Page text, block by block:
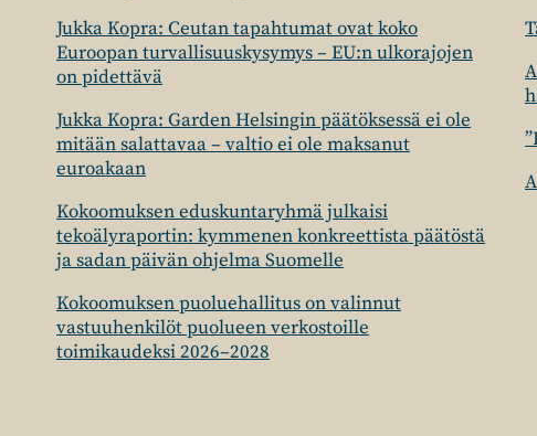
Jukka Kopra: Ceutan tapahtumat ovat koko
Euroopan turvallisuuskysymys – EU:n ulkorajojen
on pidettävä
Jukka Kopra: Garden Helsingin päätöksessä ei ole
mitään salattavaa – valtio ei ole maksanut
euroakaan
Kokoomuksen eduskuntaryhmä julkaisi
tekoälyraportin: kymmenen konkreettista päätöstä
ja sadan päivän ohjelma Suomelle
Kokoomuksen puoluehallitus on valinnut
vastuuhenkilöt puolueen verkostoille
toimikaudeksi 2026–2028